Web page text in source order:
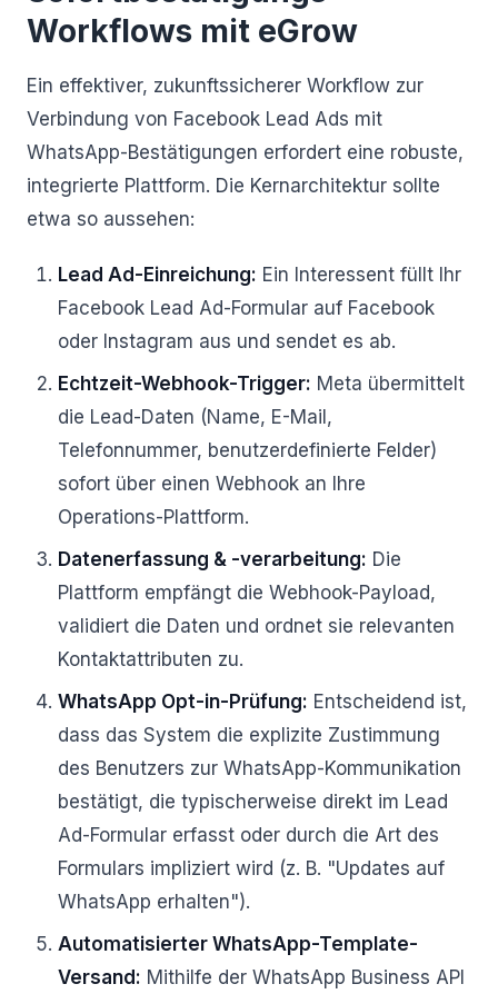
Workflows mit eGrow
Ein effektiver, zukunftssicherer Workflow zur
Verbindung von Facebook Lead Ads mit
WhatsApp-Bestätigungen erfordert eine robuste,
integrierte Plattform. Die Kernarchitektur sollte
etwa so aussehen:
Lead Ad-Einreichung: Ein Interessent füllt Ihr
Facebook Lead Ad-Formular auf Facebook
oder Instagram aus und sendet es ab.
Echtzeit-Webhook-Trigger: Meta übermittelt
die Lead-Daten (Name, E-Mail,
Telefonnummer, benutzerdefinierte Felder)
sofort über einen Webhook an Ihre
Operations-Plattform.
Datenerfassung & -verarbeitung: Die
Plattform empfängt die Webhook-Payload,
validiert die Daten und ordnet sie relevanten
Kontaktattributen zu.
WhatsApp Opt-in-Prüfung: Entscheidend ist,
dass das System die explizite Zustimmung
des Benutzers zur WhatsApp-Kommunikation
bestätigt, die typischerweise direkt im Lead
Ad-Formular erfasst oder durch die Art des
Formulars impliziert wird (z. B. "Updates auf
WhatsApp erhalten").
Automatisierter WhatsApp-Template-
Versand: Mithilfe der WhatsApp Business API